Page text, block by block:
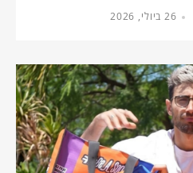
26 ביולי, 2026